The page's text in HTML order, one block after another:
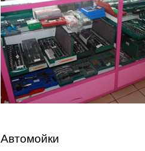
Автомойки